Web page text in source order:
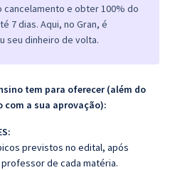
e obter 100% do
7 dias. Aqui, no Gran, é
seu dinheiro de volta.
tem para oferecer (além do
com a sua aprovação):
previstos no edital, após
de cada matéria.